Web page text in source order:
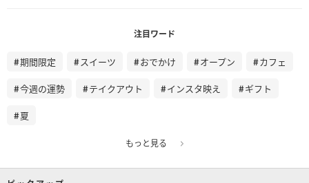
注目ワード
期間限定 スイーツ おでかけ オープン カフェ
今週の運勢 テイクアウト インスタ映え ギフト
夏
もっと見る